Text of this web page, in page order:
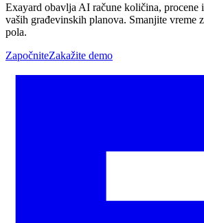
Exayard obavlja AI račune količina, procene
vaših građevinskih planova. Smanjite vreme
pola.
ZapočniteZakažite demo